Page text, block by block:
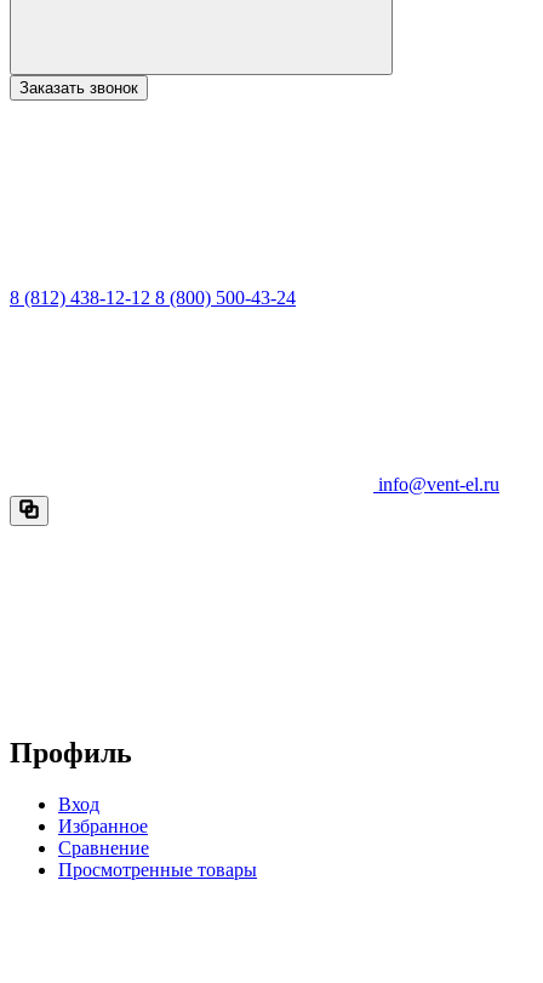
Заказать звонок
8 (812) 438-12-12 8 (800) 500-43-24
info@vent-el.ru
Профиль
Вход
Избранное
Сравнение
Просмотренные товары